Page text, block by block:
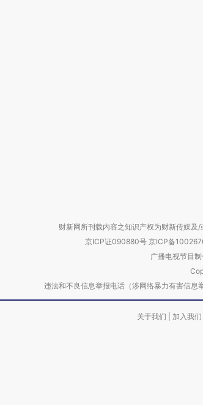
财新网所刊载内容之知识产权为财新传媒及
京ICP证090880号 京ICP备
广播电视节目
违法和不良信息举报电话（涉网络暴力有害信
关于我们 加入我们